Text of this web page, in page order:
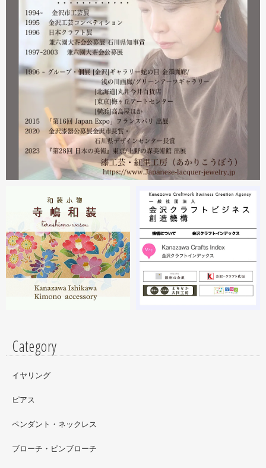
はありますが、今後とも紅里工房をどうぞよろしくお願い
いたします。
漆工芸・紅里工房 寺嶋絵里子
2023.02
2月21日から27日まで 仙台三越で開催中の『第22回 金
沢・能登 美味と美技展』に出展しています。会場には作
者本人がおりますのでお近くの方はぜひ遊びにいらしてく
ださい。お待ちしております。
2月19日から23日まで 東京・上野の森美術館で開催中の
『第28回 日本の美術展』に出展しています。
2023.02
昨年初めからT-BASE銀座ギャラリーさんのご依頼で螺鈿
細工のソフビフィギュア装飾のお仕事させていただいてま
す。広面積への螺鈿細工や蒔絵となりますのでかなりの高
額品になりますがご好評のようで嬉しい限りです(^^)写真
はドラマに登場していたキャラクターです。
Category
イヤリング
ピアス
ペンダント・ネックレス
ブローチ・ピンブローチ